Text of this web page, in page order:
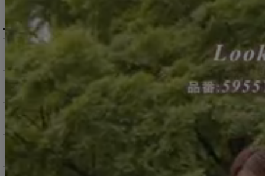
MENU / GUIDE
サービス・お知らせ
ご購入にあたっての注意点
お支払いについて